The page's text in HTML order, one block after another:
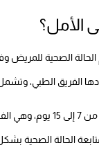
الأمل؟
الحالة الصحية للمريض
الفريق الطبي،
تستغرق غالبا من 7
الحالة الصحية